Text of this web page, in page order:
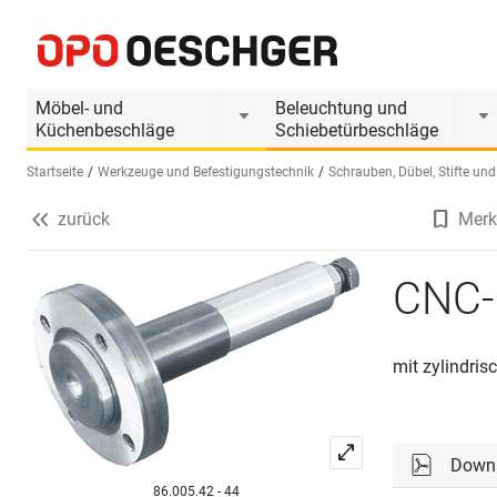
Möbel- und
Küchenbeschläge
Beleuchtung und
Schiebetürbeschläge
Sprache wählen (DE)
Startseite Werkzeuge und Befestigungstechnik Schrauben, Dübel, Stifte
Produktinformationen
Produkt ist Zubehör
zurück
86.005.42 - 44
mit